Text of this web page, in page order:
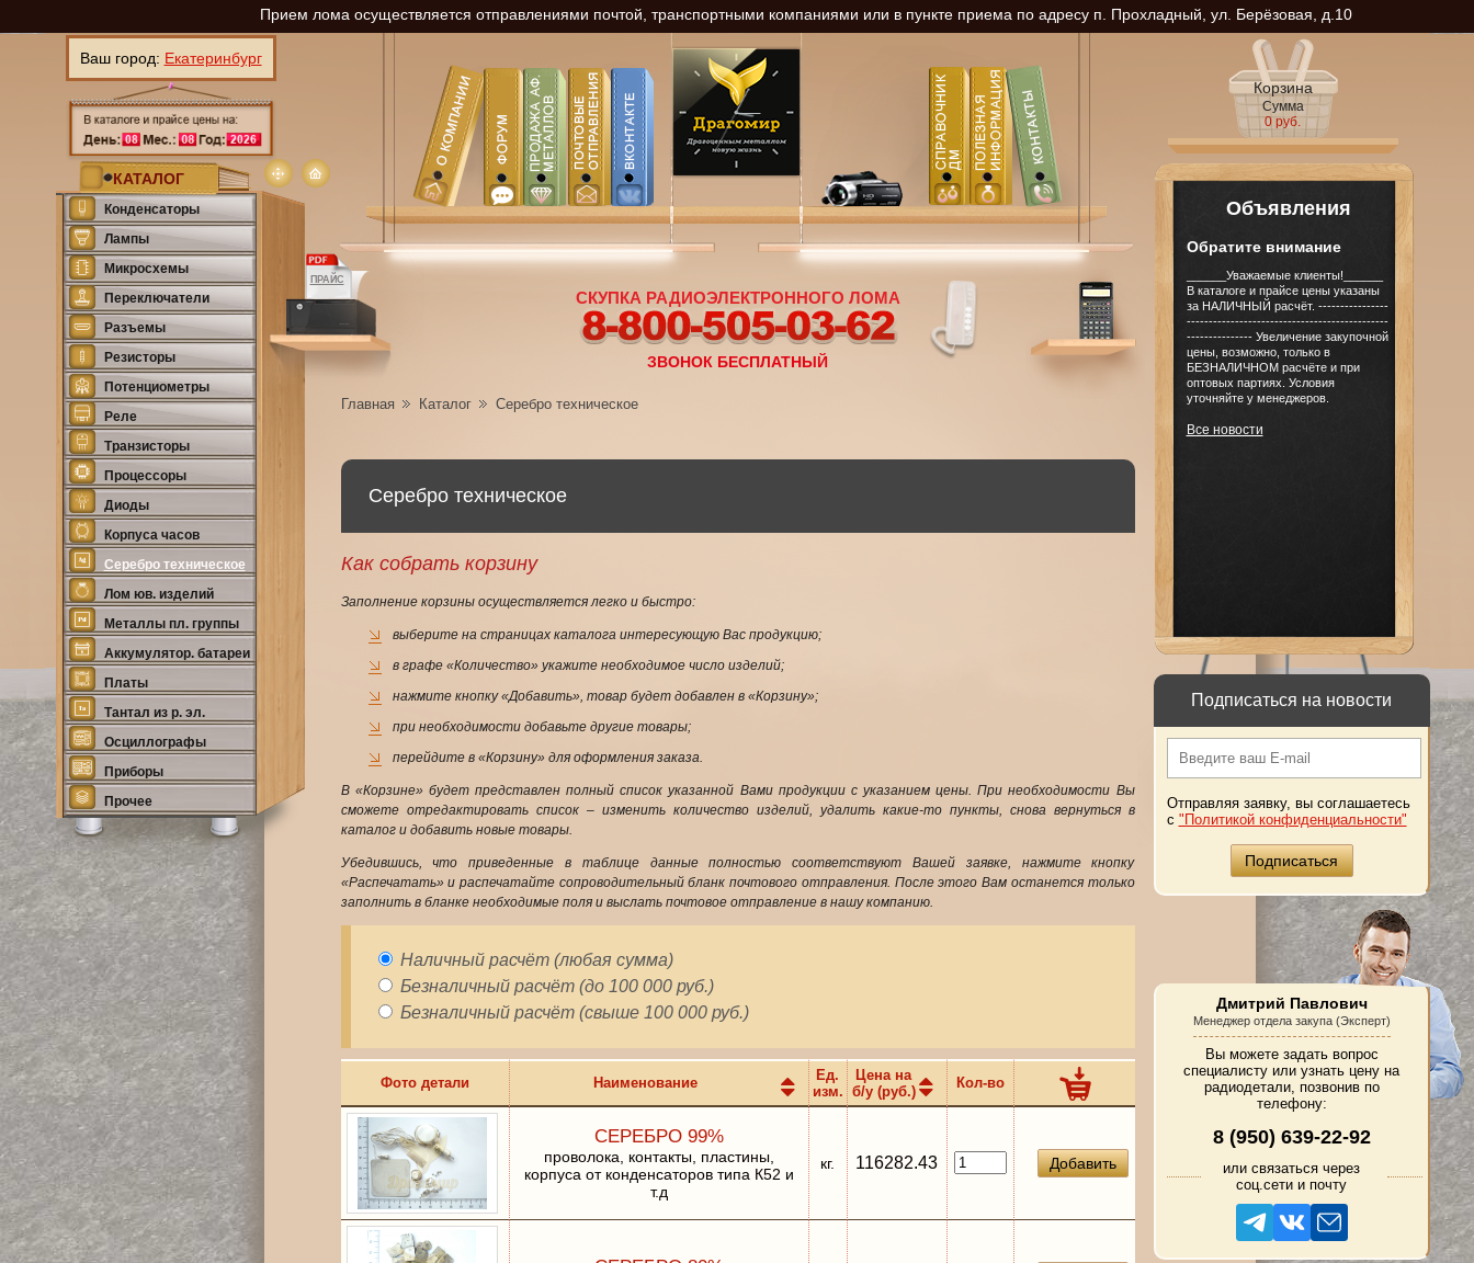
Прием лома осуществляется отправлениями почтой, транспортными компаниями или в пункте приема по адресу п. Прохладный, ул. Берёзовая, д.10
Ваш город: Екатеринбург
КАТАЛОГ
Конденсаторы
Лампы
Микросхемы
Переключатели
Разъемы
Резисторы
Потенциометры
Реле
Транзисторы
Процессоры
Диоды
Корпуса часов
Серебро техническое
Лом юв. изделий
Металлы пл. группы
Аккумулятор. батареи
Платы
Тантал из р. эл.
Осциллографы
Приборы
Прочее
Корзина
Сумма
0 руб.
Объявления
Обратите внимание
______Уважаемые клиенты!______
В каталоге и прайсе цены указаны
за НАЛИЧНЫЙ расчёт. ----------------
----------------------------------------------
--------------- Увеличение закупочной
цены, возможно, только в
БЕЗНАЛИЧНОМ расчёте и при
оптовых партиях. Условия
уточняйте у менеджеров.
Все новости
Подписаться на новости
Отправляя заявку, вы соглашаетесь
с "Политикой конфиденциальности"
Дмитрий Павлович
Менеджер отдела закупа (Эксперт)
Вы можете задать вопрос
специалисту или узнать цену на
радиодетали, позвонив по
телефону:
8 (950) 639-22-92
или связаться через
соц.сети и почту
СКУПКА РАДИОЭЛЕКТРОННОГО ЛОМА
8-800-505-03-62
ЗВОНОК БЕСПЛАТНЫЙ
ПРАЙС
Главная Каталог Серебро техническое
Серебро техническое
Как собрать корзину
Заполнение корзины осуществляется легко и быстро:
выберите на страницах каталога интересующую Вас продукцию;
в графе «Количество» укажите необходимое число изделий;
нажмите кнопку «Добавить», товар будет добавлен в «Корзину»;
при необходимости добавьте другие товары;
перейдите в «Корзину» для оформления заказа.
В «Корзине» будет представлен полный список указанной Вами продукции с указанием цены. При необходимости Вы
сможете отредактировать список – изменить количество изделий, удалить какие-то пункты, снова вернуться в
каталог и добавить новые товары.
Убедившись, что приведенные в таблице данные полностью соответствуют Вашей заявке, нажмите кнопку
«Распечатать» и распечатайте сопроводительный бланк почтового отправления. После этого Вам останется только
заполнить в бланке необходимые поля и выслать почтовое отправление в нашу компанию.
Наличный расчёт (любая сумма)
Безналичный расчёт (до 100 000 руб.)
Безналичный расчёт (свыше 100 000 руб.)
Фото детали Наименование
Ед.
изм.
Цена на
б/у (руб.)
Кол-во
СЕРЕБРО 99%
проволока, контакты, пластины,
корпуса от конденсаторов типа К52 и
т.д
кг. 116282.43 Добавить